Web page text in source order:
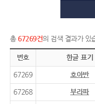
총 67269건의 검색 결과가 있
번호 한글 표기
67269 호아반
67268 부라파